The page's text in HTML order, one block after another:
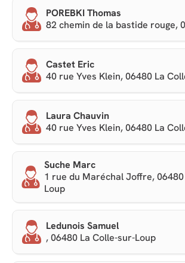
POREBKI Thomas
82 chemin de la bastide rouge,
Castet Eric
40 rue Yves Klein, 06480 La
Laura Chauvin
40 rue Yves Klein, 06480 La
Suche Marc
1 rue du Maréchal Joffre,
Loup
Ledunois Samuel
, 06480 La Colle-sur-Loup